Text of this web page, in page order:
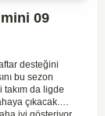
09
desteğini
bu sezon
da ligde
çıkacak.